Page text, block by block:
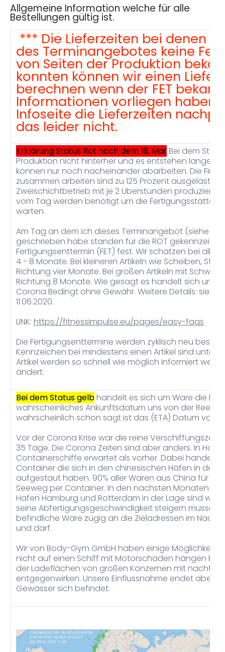
Allgemeine Information welche für alle
Bestellungen gültig ist.
*** Die Lieferzeiten bei denen
des Terminangebotes keine
von Seiten der Produktion
konnten können wir einen
berechnen wenn der FET
Informationen vorliegen haben
Infoseite die Lieferzeiten
das leider nicht.
Erklärung Status Rot nach dem 18. Mai: Bei dem
Produktion nicht hinterher und es entstehen lange
können nur noch nacheinander abarbeiten. Die
zusammen arbeiten sind zu 125 Prozent
Zweischichtbetrieb mit je 2 Überstunden produziert
vom Tag werden benötigt um die Fertigungsstätte
warten.
Am Tag an dem ich dieses Terminangebot (siehe
geschrieben habe standen für die ROT
Fertigungsenttermin (FET) fest. Wir schätzen bei allen
4 - 8 Monate. Bei kleineren Artikeln wie Scheiben,
Richtung vier Monate. Bei großen Artikeln mit
Richtung 8 Monate. Wie gesagt es handelt sich um
Corona Bedingt ohne Gewähr. Weitere Details: siehe
11.06.2020.
LINK: https://fitnessimpulse.eu/pages/easy-faqs
Die Fertigungsenttermine werden zyklisch neu
Kennzeichen bei mindestens einen Artikel sind unter
Artikel werden so schnell wie möglich informiert
ändert.
Bei dem Status gelb handelt es sich um Ware die
wahrscheinliches Ankunftsdatum uns von der
wahrscheinlich schon sagt ist das (ETA) Datum von
Vor der Corona Krise war die reine Verschiffungszeit
35 Tage. Die Corona Zeiten sind aber anders. In
Containerschiffe erwartet als vorher. Dabei handelt
Container die sich in den chinesischen Häfen in den
aufgestaut haben. 90% aller Waren aus China für
Seeweg per Container. In den nächsten Monaten
Hafen Hamburg und Rotterdam in der Lage sind
seine Abfertigungsgeschwindigkeit steigern
befindliche Ware zügig an die Zieladressen im
und darf.
Wir von Body-Gym GmbH haben einige
nicht auf einen Schiff mit Motorschaden hängen
der Ladeflächen von großen Konzernen mit
entgegenwirken. Unsere Einflussnahme endet aber
Gewässer sich befindet.